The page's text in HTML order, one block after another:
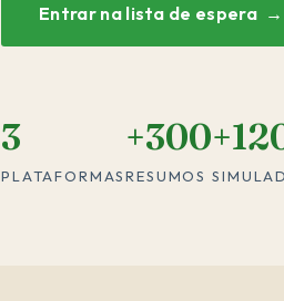
Entrar na lista de espera →
3
PLATAFORMAS
+300
RESUMOS